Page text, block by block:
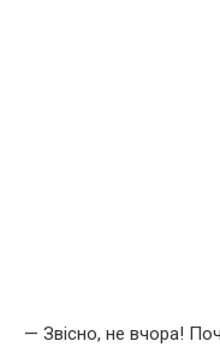
— Звісно, не вчора!